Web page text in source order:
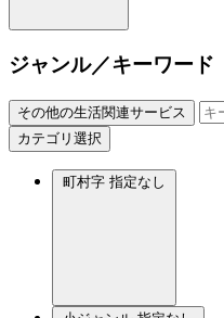
ジャンル／キーワード
その他の生活関連サービス
カテゴリ選択
町村字 指定なし